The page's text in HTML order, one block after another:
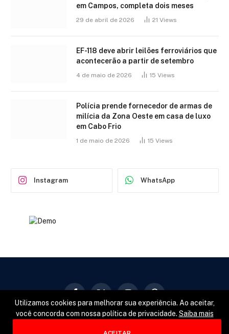
em Campos, completa dois meses
29 de abril de 2026 21 Views
EF-118 deve abrir leilões ferroviários que
acontecerão a partir de setembro
4 de maio de 2026 15 Views
Polícia prende fornecedor de armas de
milícia da Zona Oeste em casa de luxo
em Cabo Frio
1 de maio de 2026 15 Views
Instagram WhatsApp
(Twitter)
Utilizamos cookies para melhorar sua experiência. Ao aceitar,
você concorda com nossa política de privacidade. Saiba mais